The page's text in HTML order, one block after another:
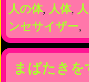
人の体, 人体,
ンセサイザー,
まばたき